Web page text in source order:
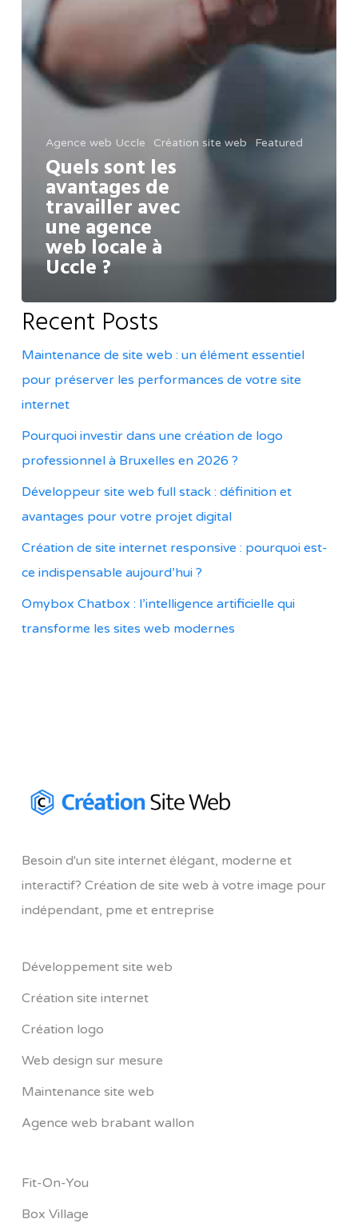
Agence web Uccle Création site web Featured
Quels sont les
avantages de
travailler avec
une agence
web locale à
Uccle ?
Recent Posts
Maintenance de site web : un élément essentiel
pour préserver les performances de votre site
internet
Pourquoi investir dans une création de logo
professionnel à Bruxelles en 2026 ?
Développeur site web full stack : définition et
avantages pour votre projet digital
Création de site internet responsive : pourquoi est-
ce indispensable aujourd’hui ?
Omybox Chatbox : l’intelligence artificielle qui
transforme les sites web modernes
Besoin d'un site internet élégant, moderne et
interactif? Création de site web à votre image pour
indépendant, pme et entreprise
Développement site web
Création site internet
Création logo
Web design sur mesure
Maintenance site web
Agence web brabant wallon
Fit-On-You
Box Village